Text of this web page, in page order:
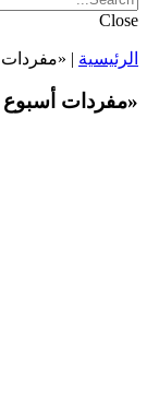
Close
الرئيسية |
«مفردات